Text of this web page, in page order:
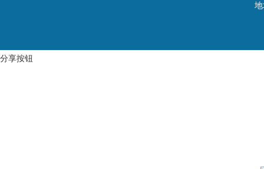
分享按钮